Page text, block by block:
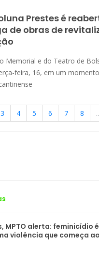
Prestes é
de obras de
Memorial e do Teatro de
feira, 16, em um
3 4 5 6 7 8
MPTO alerta: feminicídio
violência que começa